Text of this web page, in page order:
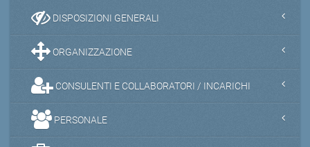
DISPOSIZIONI GENERALI
ORGANIZZAZIONE
CONSULENTI E COLLABORATORI / INCARICHI
PERSONALE